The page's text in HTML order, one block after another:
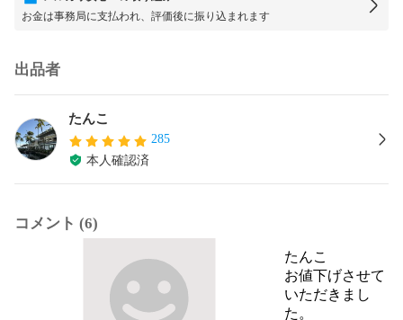
お金は事務局に支払われ、評価後に振り込まれます
出品者
たんこ
285
本人確認済
コメント (6)
たんこ
お値下げさせて
いただきまし
た。